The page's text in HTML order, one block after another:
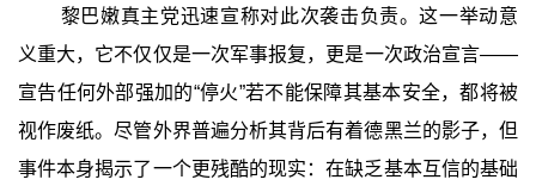
黎巴嫩真主党迅速宣称对此次袭击负责。这一举动意
义重大，它不仅仅是一次军事报复，更是一次政治宣言——
宣告任何外部强加的“停火”若不能保障其基本安全，都将被
视作废纸。尽管外界普遍分析其背后有着德黑兰的影子，但
事件本身揭示了一个更残酷的现实：在缺乏基本互信的基础